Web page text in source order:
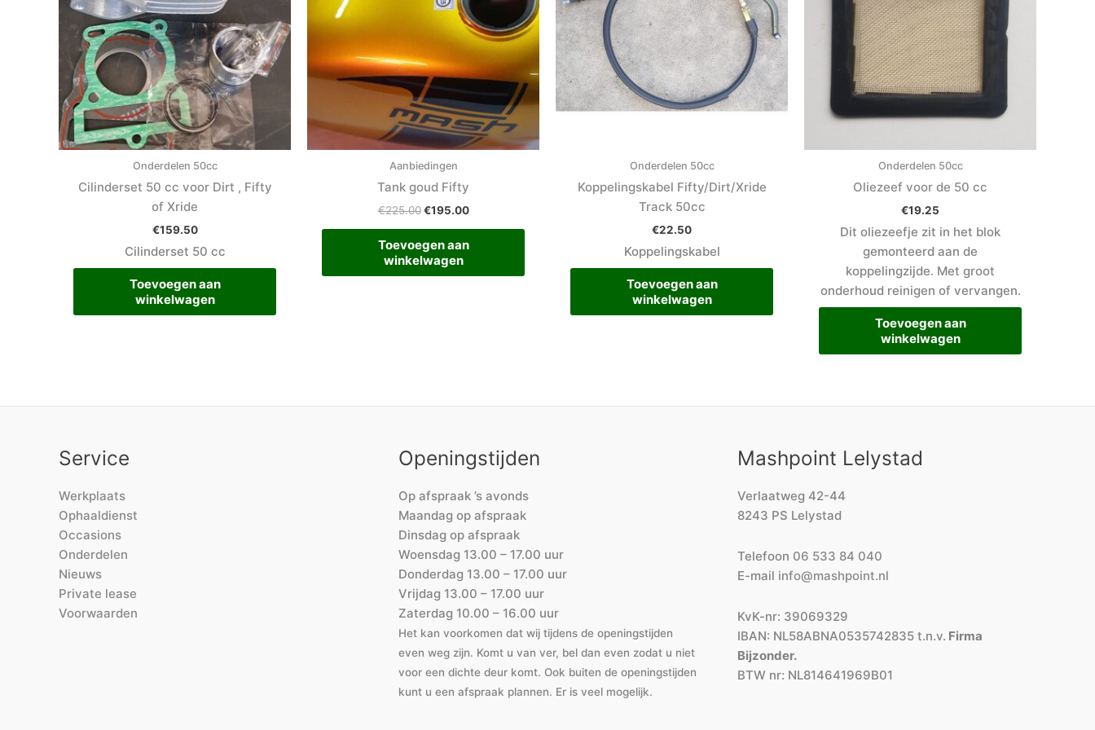
Onderdelen 50cc
Cilinderset 50 cc voor Dirt , Fifty
of Xride
€159.50
Cilinderset 50 cc
Toevoegen aan
winkelwagen
Aanbiedingen
Tank goud Fifty
€225.00 €195.00
Toevoegen aan
winkelwagen
Onderdelen 50cc
Koppelingskabel Fifty/Dirt/Xride
Track 50cc
€22.50
Koppelingskabel
Toevoegen aan
winkelwagen
Onderdelen 50cc
Oliezeef voor de 50 cc
€19.25
Dit oliezeefje zit in het blok
gemonteerd aan de
koppelingzijde. Met groot
onderhoud reinigen of vervangen.
Toevoegen aan
winkelwagen
Service
Werkplaats
Ophaaldienst
Occasions
Onderdelen
Nieuws
Private lease
Voorwaarden
Openingstijden
Op afspraak ’s avonds
Maandag op afspraak
Dinsdag op afspraak
Woensdag 13.00 – 17.00 uur
Donderdag 13.00 – 17.00 uur
Vrijdag 13.00 – 17.00 uur
Zaterdag 10.00 – 16.00 uur
Het kan voorkomen dat wij tijdens de openingstijden
even weg zijn. Komt u van ver, bel dan even zodat u niet
voor een dichte deur komt. Ook buiten de openingstijden
kunt u een afspraak plannen. Er is veel mogelijk.
Mashpoint Lelystad
Verlaatweg 42-44
8243 PS Lelystad
Telefoon 06 533 84 040
E-mail info@mashpoint.nl
KvK-nr: 39069329
IBAN: NL58ABNA0535742835 t.n.v. Firma
Bijzonder.
BTW nr: NL814641969B01